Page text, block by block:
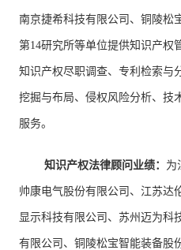
南京捷希科技有限公司、铜陵松
第14研究所等单位提供知识产权
知识产权尽职调查、专利检索与
挖掘与布局、侵权风险分析、技
服务。
知识产权法律顾问业绩： 为
帅康电气股份有限公司、江苏达
显示科技有限公司、苏州迈为科
有限公司、铜陵松宝智能装备股